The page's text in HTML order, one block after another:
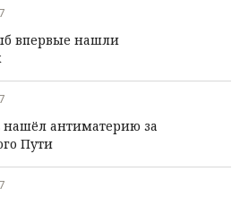
впервые нашли
нашёл антиматерию за
Пути